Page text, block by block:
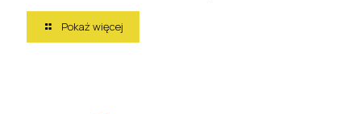
Pokaż więcej